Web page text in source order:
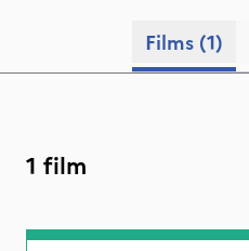
Films (1)
1 film